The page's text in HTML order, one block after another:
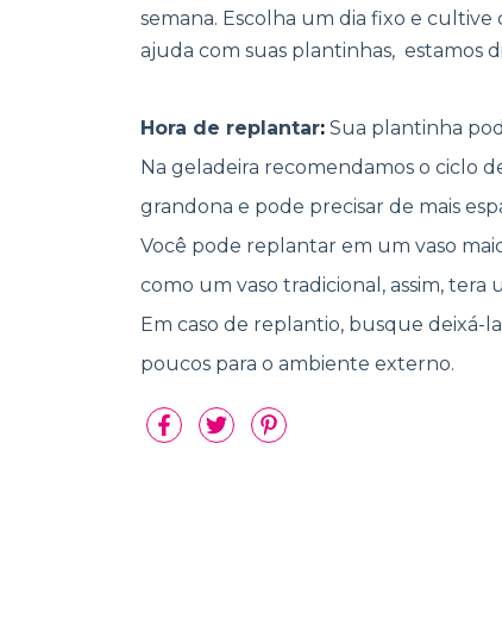
semana. Escolha um dia fixo e
ajuda com suas plantinhas, estamos
Hora de replantar: Sua plantinha
Na geladeira recomendamos o ciclo
grandona e pode precisar de mais
Você pode replantar em um vaso
como um vaso tradicional, assim,
Em caso de replantio, busque deixá-
poucos para o ambiente externo.